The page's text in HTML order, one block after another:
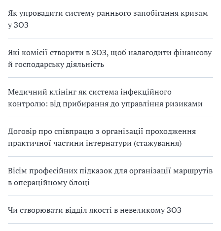
Як упровадити систему раннього запобігання кризам
у ЗОЗ
Які комісії створити в ЗОЗ, щоб налагодити фінансову
й господарську діяльність
Медичний клінінг як система інфекційного
контролю: від прибирання до управління ризиками
Договір про співпрацю з організації проходження
практичної частини інтернатури (стажування)
Вісім професійних підказок для організації маршрутів
в операційному блоці
Чи створювати відділ якості в невеликому ЗОЗ